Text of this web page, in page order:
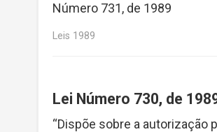
Número 731, de 1989
Leis 1989
Lei Número 730, de
“Dispõe sobre a autorização